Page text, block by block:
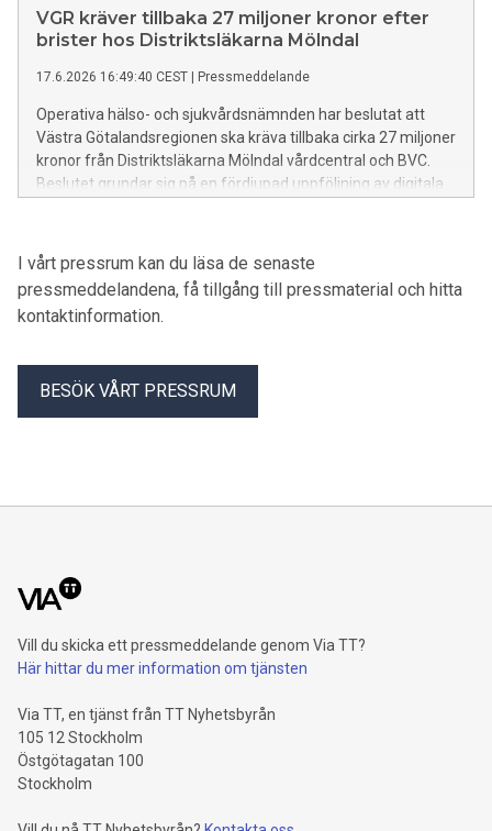
och en ovanlig njursjukdom.
VGR kräver tillbaka 27 miljoner kronor efter
brister hos Distriktsläkarna Mölndal
17.6.2026 16:49:40 CEST | Pressmeddelande
Operativa hälso- och sjukvårdsnämnden har beslutat att
Västra Götalandsregionen ska kräva tillbaka cirka 27 miljoner
kronor från Distriktsläkarna Mölndal vårdcentral och BVC.
Beslutet grundar sig på en fördjupad uppföljning av digitala
april 2023.
I vårt pressrum kan du läsa de senaste
pressmeddelandena, få tillgång till pressmaterial och hitta
kontaktinformation.
BESÖK VÅRT PRESSRUM
Vill du skicka ett pressmeddelande genom Via TT?
Här hittar du mer information om tjänsten
Via TT, en tjänst från TT Nyhetsbyrån
105 12 Stockholm
Östgötagatan 100
Stockholm